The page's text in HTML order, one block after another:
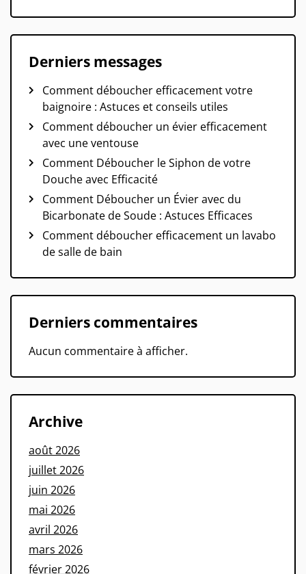
Derniers messages
Comment déboucher efficacement votre
baignoire : Astuces et conseils utiles
Comment déboucher un évier efficacement
avec une ventouse
Comment Déboucher le Siphon de votre
Douche avec Efficacité
Comment Déboucher un Évier avec du
Bicarbonate de Soude : Astuces Efficaces
Comment déboucher efficacement un lavabo
de salle de bain
Derniers commentaires
Aucun commentaire à afficher.
Archive
août 2026
juillet 2026
juin 2026
mai 2026
avril 2026
mars 2026
février 2026